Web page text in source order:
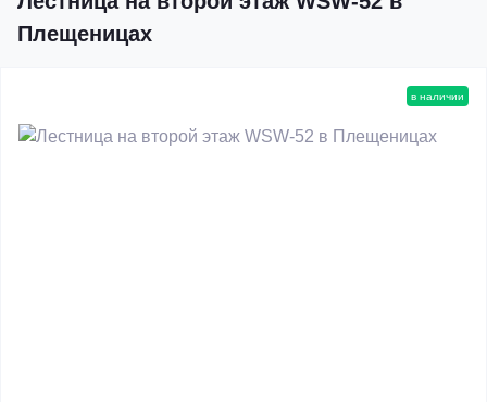
Плещеницах
в наличии